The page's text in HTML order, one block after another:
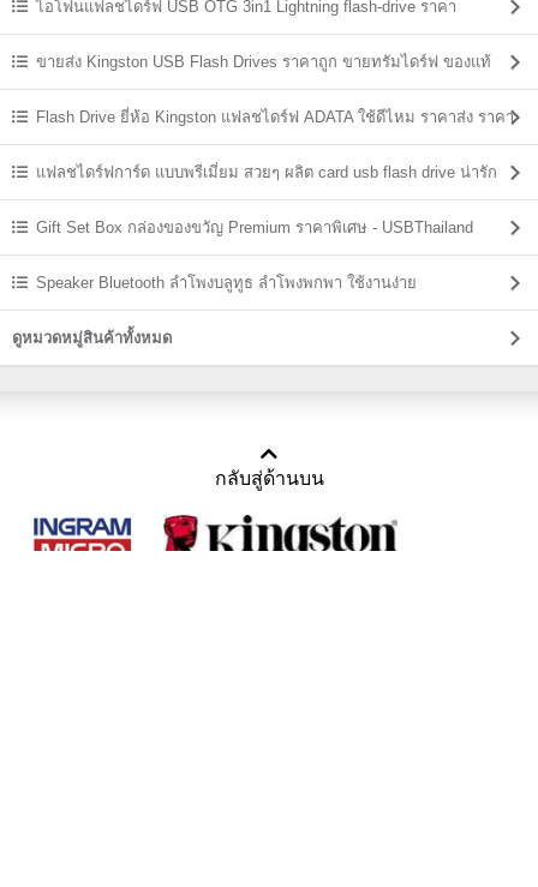
ไอโฟนแฟลชไดร์ฟ USB OTG 3in1 Lightning flash-drive ราคา
ขายส่ง Kingston USB Flash Drives ราคาถูก ขายทรัมไดร์ฟ ของแท้
Flash Drive ยี่ห้อ Kingston แฟลชไดร์ฟ ADATA ใช้ดีไหม ราคาส่ง ราคา
ถูก แฟลชไดร์ฟการ์ด แบบพรีเมี่ยม สวยๆ ผลิต card usb flash drive น่ารัก
Gift Set Box กล่องของขวัญ Premium ราคาพิเศษ - USBThailand
Speaker Bluetooth ลําโพงบลูทูธ ลำโพงพกพา ใช้งานง่าย
ดูหมวดหมู่สินค้าทั้งหมด
กลับสู่ด้านบน